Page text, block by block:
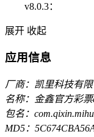
v8.0.3：
展开 收起
应用信息
厂商：凯里科技有
名称：金鑫官方彩
包名：
MD5：